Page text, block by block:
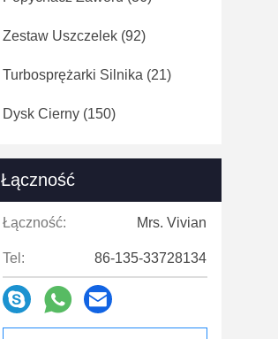
Zestaw Uszczelek (92)
Turbosprężarki Silnika (21)
Dysk Cierny (150)
Łączność
Łączność: Mrs. Vivian
Tel: 86-135-33728134